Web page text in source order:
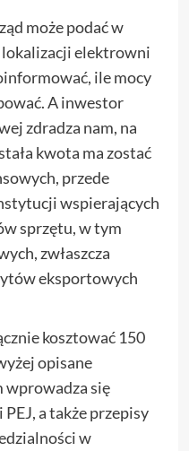
może podać w
lokalizacji elektrowni
ile mocy
A inwestor
zdradza nam, na
kwota ma zostać
przede
wspierających
sprzętu, w tym
zwłaszcza
eksportowych
kosztować 150
opisane
się
a także przepisy
w